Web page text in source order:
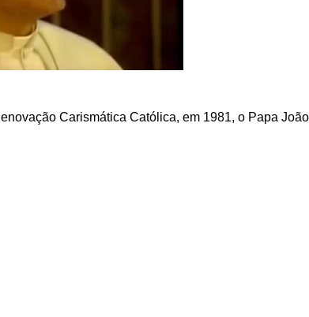
Carismática Católica, em 1981, o Papa